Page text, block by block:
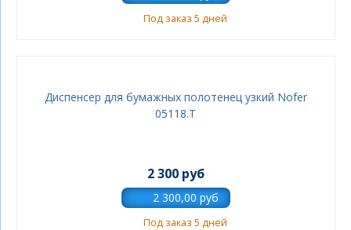
Под заказ 5 дней
Диспенсер для бумажных полотенец узкий Nofer
05118.T
2 300 руб
Под заказ 5 дней